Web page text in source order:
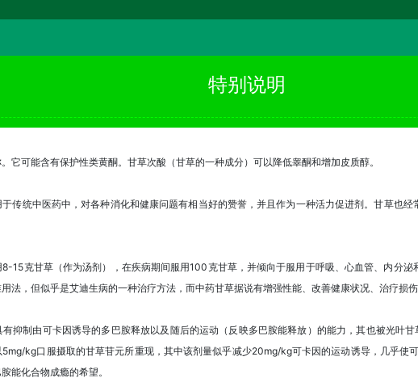
特别说明
它可能含有保护性类黄酮。甘草次酸（甘草的一种成分）可以降低睾酮和增加皮质醇。
传统中医药中，对各种消化和健康问题有相当好的赞誉，并且作为一种活力促进剂。甘草也
15克甘草（作为汤剂），在疾病期间服用100克甘草，并倾向于服用于呼吸、心血管、内分
法，但似乎是艾迪生病的一种治疗方法，而中药甘草据说有增强性能、改善健康状况、治疗损伤
抑制由可卡因诱导的多巴胺释放以及随后的运动（反映多巴胺能释放）的能力，其也被光叶
kg口服摄取的甘草苷元所重现，其中该剂量似乎减少20mg/kg可卡因的运动诱导，几乎使
能化合物成瘾的希望。